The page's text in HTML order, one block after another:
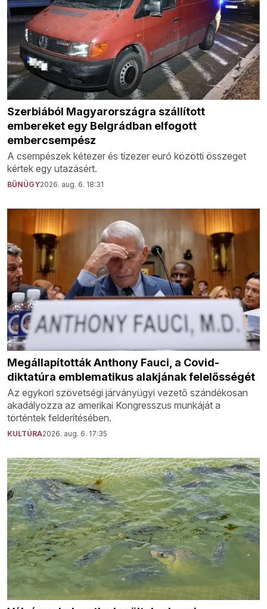
Szerbiából Magyarországra szállított
embereket egy Belgrádban elfogott
embercsempész
A csempészek kétezer és tízezer euró közötti összeget
kértek egy utazásért.
BŰNÜGY2026. aug. 6. 18:31
Megállapították Anthony Fauci, a Covid-
diktatúra emblematikus alakjának felelősségét
Az egykori szövetségi járványügyi vezető szándékosan
akadályozza az amerikai Kongresszus munkáját a
történtek felderítésében.
KULTÚRA2026. aug. 6. 17:35